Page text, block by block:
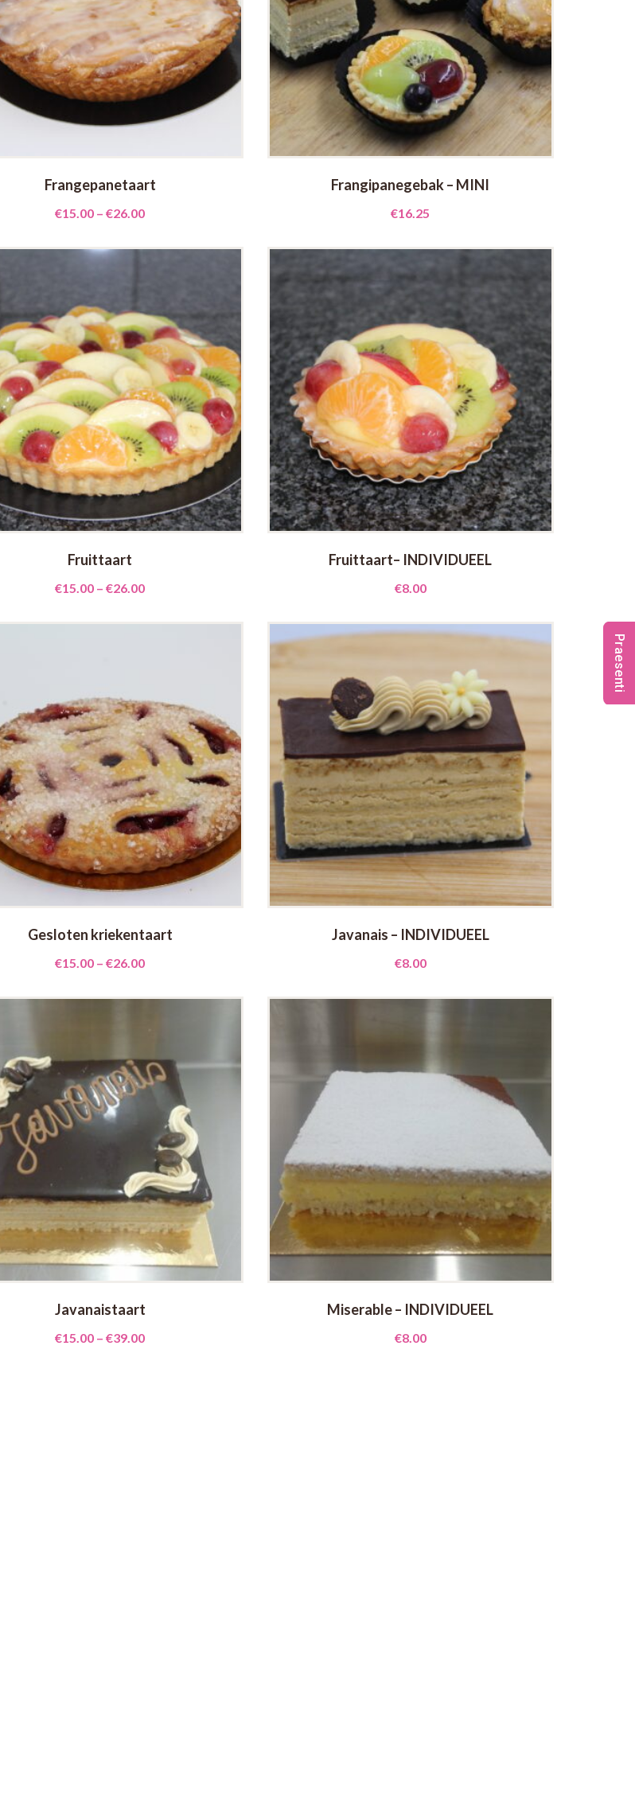
Frangepanetaart
€15.00 –€26.00
Frangipanegebak – MINI
€16.25
Fruittaart
€15.00 –€26.00
Fruittaart– INDIVIDUEEL
€8.00
Gesloten kriekentaart
€15.00 –€26.00
Javanais – INDIVIDUEEL
€8.00
Javanaistaart
€15.00 –€39.00
Miserable – INDIVIDUEEL
€8.00
Praesenti